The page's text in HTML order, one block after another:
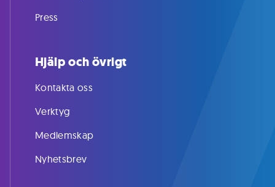
Press
Hjälp och övrigt
Kontakta oss
Verktyg
Medlemskap
Nyhetsbrev